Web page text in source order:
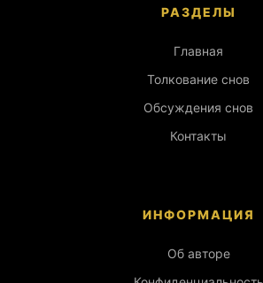
РАЗДЕЛЫ
Главная
Толкование снов
Обсуждения снов
Контакты
ИНФОРМАЦИЯ
Об авторе